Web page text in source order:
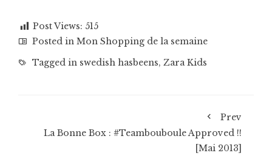
Post Views: 515
Posted in Mon Shopping de la semaine
Tagged in swedish hasbeens, Zara Kids
Prev
La Bonne Box : #Teambouboule Approved !!
[Mai 2013]